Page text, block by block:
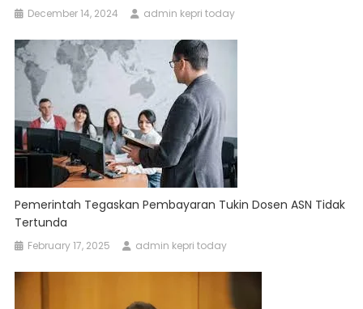
December 14, 2024 admin kepri today
Pemerintah Tegaskan Pembayaran Tukin Dosen ASN Tidak
Tertunda
February 17, 2025 admin kepri today